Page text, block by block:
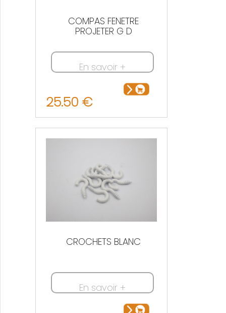
COMPAS FENETRE
PROJETER G D
En savoir +
25.50 €
CROCHETS BLANC
En savoir +